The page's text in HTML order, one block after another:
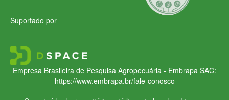
Suportado por
Empresa Brasileira de Pesquisa Agropecuária - Embrapa SAC:
https://www.embrapa.br/fale-conosco